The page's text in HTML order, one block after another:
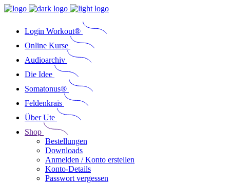
Login Workout®
Online Kurse
Audioarchiv
Die Idee
Somatonus®
Feldenkrais
Über Ute
Shop
Bestellungen
Downloads
Anmelden / Konto erstellen
Konto-Details
Passwort vergessen